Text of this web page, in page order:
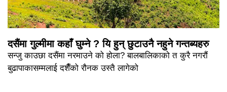
दसैंमा गुल्मीमा कहाँ घुम्ने ? यि हुन् छुटाउनै नहुने गन्तब्यहरु
सन्जु काउछा दसैंमा नरमाउने को होला? बालबालिकाको त कुरै नगरौं
बुढापाकासम्मलाई दशैँको रौनक उस्तै लागेको